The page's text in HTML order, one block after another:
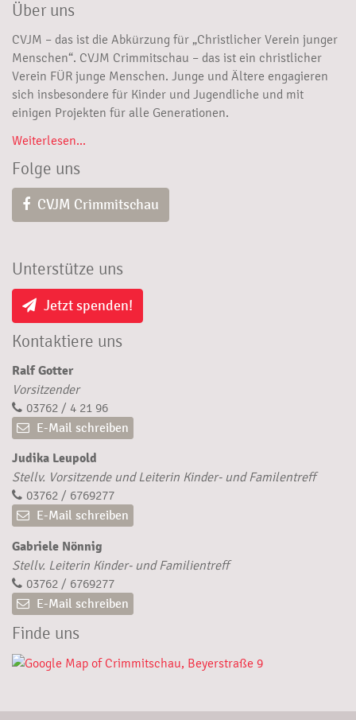
Über uns
CVJM – das ist die Abkürzung für „Christlicher Verein junger
Menschen“. CVJM Crimmitschau – das ist ein christlicher
Verein FÜR junge Menschen. Junge und Ältere engagieren
sich insbesondere für Kinder und Jugendliche und mit
einigen Projekten für alle Generationen.
Weiterlesen...
Folge uns
CVJM Crimmitschau
Unterstütze uns
Jetzt spenden!
Kontaktiere uns
Ralf Gotter
Vorsitzender
03762 / 4 21 96
E-Mail schreiben
Judika Leupold
Stellv. Vorsitzende und Leiterin Kinder- und Familentreff
03762 / 6769277
E-Mail schreiben
Gabriele Nönnig
Stellv. Leiterin Kinder- und Familientreff
03762 / 6769277
E-Mail schreiben
Finde uns